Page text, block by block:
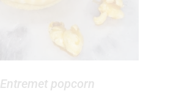
Entremet popcorn